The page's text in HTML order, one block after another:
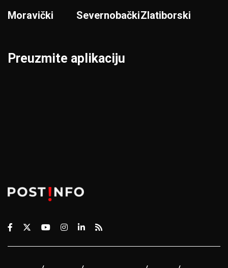
Moravički SevernobačkiZlatiborski
Preuzmite aplikaciju